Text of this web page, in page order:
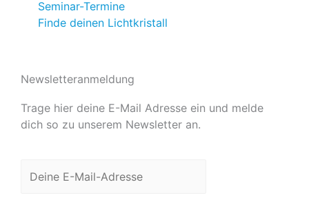
Seminar-Termine
Finde deinen Lichtkristall
Newsletteranmeldung
Trage hier deine E-Mail Adresse ein und melde
dich so zu unserem Newsletter an.